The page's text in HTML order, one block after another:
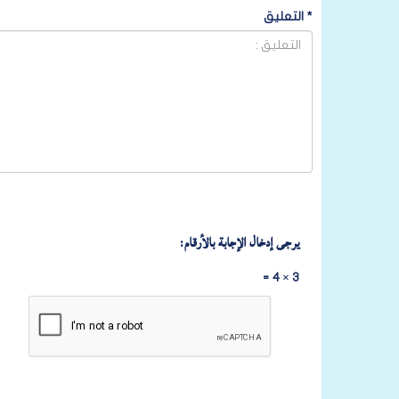
* التعليق
يرجى إدخال الإجابة بالأرقام:
3 × 4 =